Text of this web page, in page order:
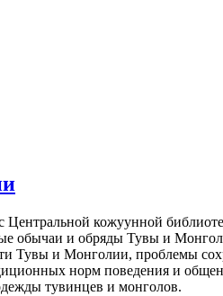
кожуунной
обычаи и обряды Тувы и
Тувы и Монголии, проблемы
норм поведения и
тувинцев и монголов.